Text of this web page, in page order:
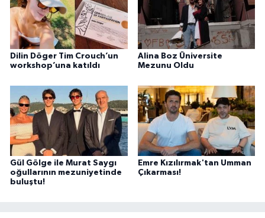
Dilin Döger Tim Crouch’un
workshop’una katıldı
Alina Boz Üniversite
Mezunu Oldu
Gül Gölge ile Murat Saygı
oğullarının mezuniyetinde
buluştu!
Emre Kızılırmak'tan Umman
Çıkarması!